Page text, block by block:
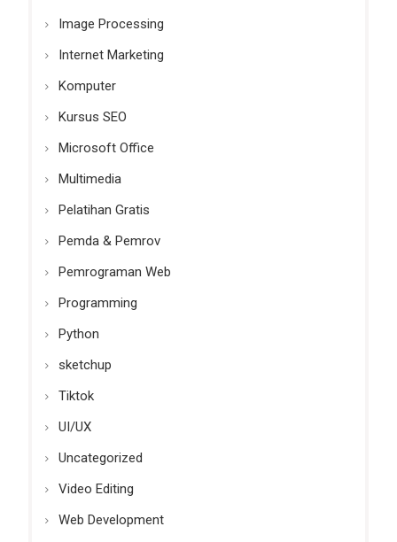
Image Processing
Internet Marketing
Komputer
Kursus SEO
Microsoft Office
Multimedia
Pelatihan Gratis
Pemda & Pemrov
Pemrograman Web
Programming
Python
sketchup
Tiktok
UI/UX
Uncategorized
Video Editing
Web Development